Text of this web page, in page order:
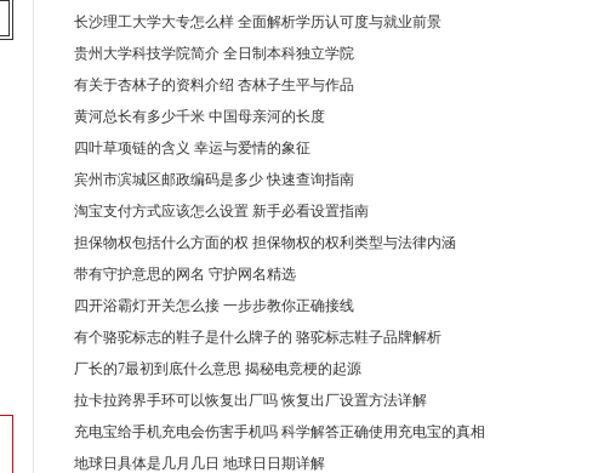
长沙理工大学大专怎么样 全面解析学历认可度与就业前景
贵州大学科技学院简介 全日制本科独立学院
有关于杏林子的资料介绍 杏林子生平与作品
黄河总长有多少千米 中国母亲河的长度
四叶草项链的含义 幸运与爱情的象征
宾州市滨城区邮政编码是多少 快速查询指南
淘宝支付方式应该怎么设置 新手必看设置指南
担保物权包括什么方面的权 担保物权的权利类型与法律内涵
带有守护意思的网名 守护网名精选
四开浴霸灯开关怎么接 一步步教你正确接线
有个骆驼标志的鞋子是什么牌子的 骆驼标志鞋子品牌解析
厂长的7最初到底什么意思 揭秘电竞梗的起源
拉卡拉跨界手环可以恢复出厂吗 恢复出厂设置方法详解
充电宝给手机充电会伤害手机吗 科学解答正确使用充电宝的真相
地球日具体是几月几日 地球日日期详解